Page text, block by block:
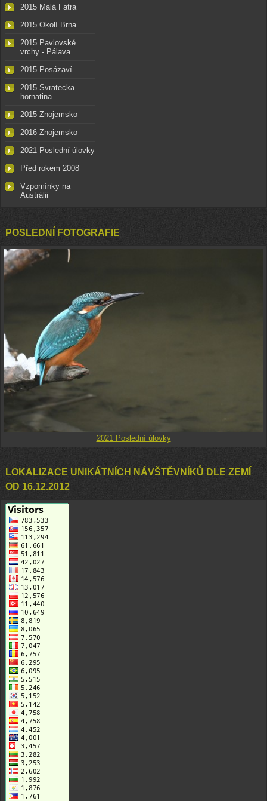
2015 Malá Fatra
2015 Okolí Brna
2015 Pavlovské
vrchy - Pálava
2015 Posázaví
2015 Svratecka
hornatina
2015 Znojemsko
2016 Znojemsko
2021 Poslední úlovky
Před rokem 2008
Vzpomínky na
Austrálii
POSLEDNÍ FOTOGRAFIE
2021 Poslední úlovky
LOKALIZACE UNIKÁTNÍCH NÁVŠTĚVNÍKŮ DLE ZEMÍ
OD 16.12.2012